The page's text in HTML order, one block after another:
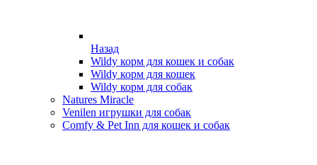
Назад
Wildy корм для кошек и собак
Wildy корм для кошек
Wildy корм для собак
Natures Miracle
Venilen игрушки для собак
Comfy & Pet Inn для кошек и собак